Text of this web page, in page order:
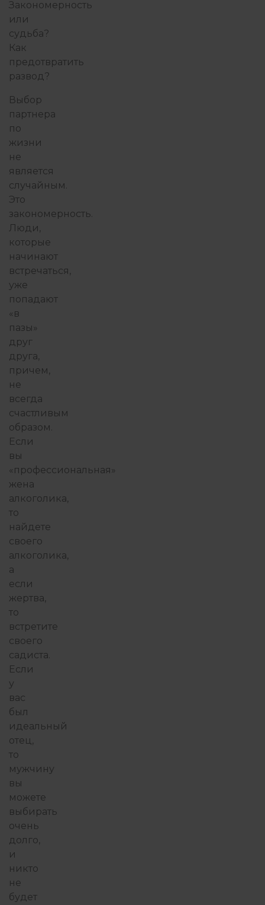
Закономерность
или
судьба?
Как
предотвратить
развод?
Выбор
партнера
по
жизни
не
является
случайным.
Это
закономерность.
Люди,
которые
начинают
встречаться,
уже
попадают
«в
пазы»
друг
друга,
причем,
не
всегда
счастливым
образом.
Если
вы
«профессиональная»
жена
алкоголика,
то
найдете
своего
алкоголика,
а
если
жертва,
то
встретите
своего
садиста.
Если
у
вас
был
идеальный
отец,
то
мужчину
вы
можете
выбирать
очень
долго,
и
никто
не
будет